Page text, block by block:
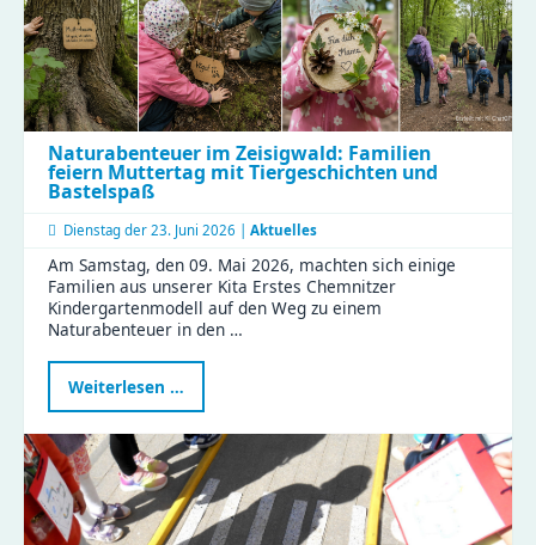
Naturabenteuer im Zeisigwald: Familien
feiern Muttertag mit Tiergeschichten und
Bastelspaß
Dienstag der 23. Juni 2026 | Aktuelles
Am Samstag, den 09. Mai 2026, machten sich einige
Familien aus unserer Kita Erstes Chemnitzer
Kindergartenmodell auf den Weg zu einem
Naturabenteuer in den …
Weiterlesen …
im
Familien
feiern
Muttertag
mit
Tiergeschichten